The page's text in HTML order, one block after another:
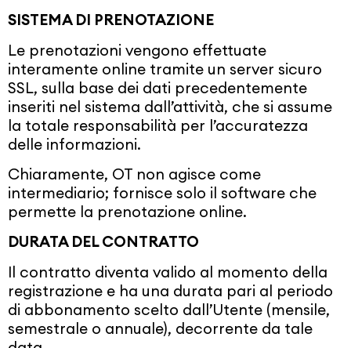
SISTEMA DI PRENOTAZIONE
Le prenotazioni vengono effettuate
interamente online tramite un server sicuro
SSL, sulla base dei dati precedentemente
inseriti nel sistema dall’attività, che si assume
la totale responsabilità per l’accuratezza
delle informazioni.
Chiaramente, OT non agisce come
intermediario; fornisce solo il software che
permette la prenotazione online.
DURATA DEL CONTRATTO
Il contratto diventa valido al momento della
registrazione e ha una durata pari al periodo
di abbonamento scelto dall’Utente (mensile,
semestrale o annuale), decorrente da tale